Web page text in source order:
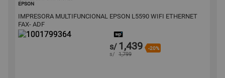
EPSON
IMPRESORA MULTIFUNCIONAL EPSON L5590 WIFI ETHERNET
FAX- ADF
s/ 1,439 -20%
s/ 1,799